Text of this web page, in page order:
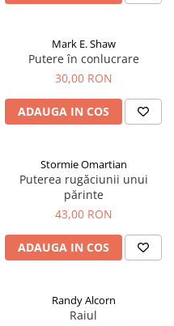
Mark E. Shaw
Putere în conlucrare
30,00 RON
ADAUGA IN COS
Stormie Omartian
Puterea rugăciunii unui
părinte
43,00 RON
ADAUGA IN COS
Randy Alcorn
Raiul